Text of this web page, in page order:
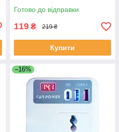
Готово до відправки
119 ₴ 219 ₴
Купити
–16%